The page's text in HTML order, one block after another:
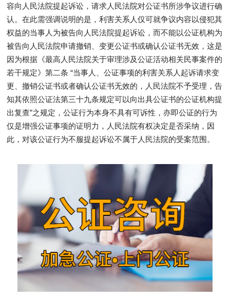
容向人民法院提起诉讼，请求人民法院对公证书所涉争议进行确
认。在此需强调说明的是，利害关系人仅可就争议内容以侵犯其
权益的当事人为被告向人民法院提起诉讼，而不能以公证机构为
被告向人民法院申请撤销、变更公证书或确认公证书无效，这是
因为根据《最高人民法院关于审理涉及公证活动相关民事案件的
若干规定》第二条 “当事人、公证事项的利害关系人起诉请求变
更、撤销公证书或者确认公证书无效的，人民法院不予受理，告
知其依照公证法第三十九条规定可以向出具公证书的公证机构提
出复查”之规定，公证行为本身不具有可诉性，亦即公证的行为
仅是增强公证事项的证明力，人民法院有权决定是否采纳，因
此，对该公证行为不服提起诉讼不属于人民法院的受案范围。